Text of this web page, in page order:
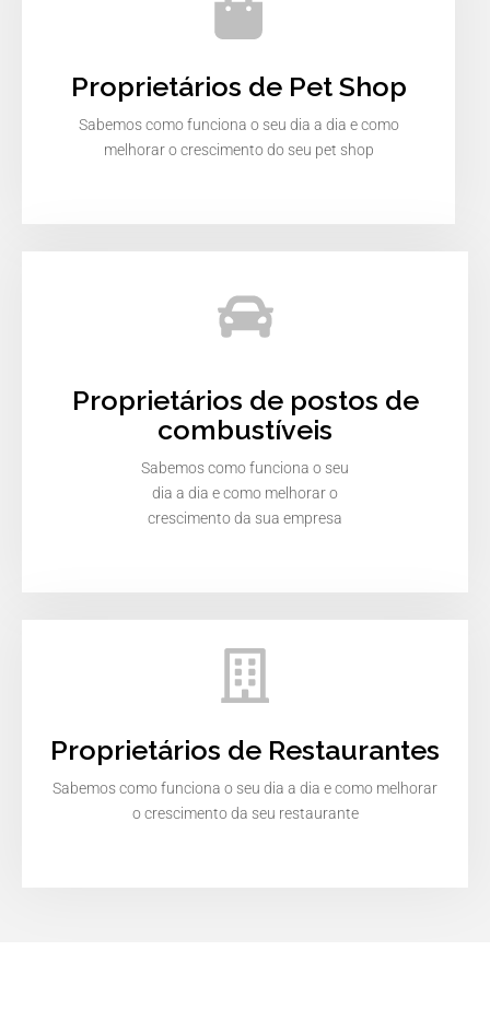
Proprietários de Pet Shop
Sabemos como funciona o seu dia a dia e como
melhorar o crescimento do seu pet shop
Proprietários de postos de
combustíveis
Sabemos como funciona o seu
dia a dia e como melhorar o
crescimento da sua empresa
Proprietários de Restaurantes
Sabemos como funciona o seu dia a dia e como melhorar
o crescimento da seu restaurante